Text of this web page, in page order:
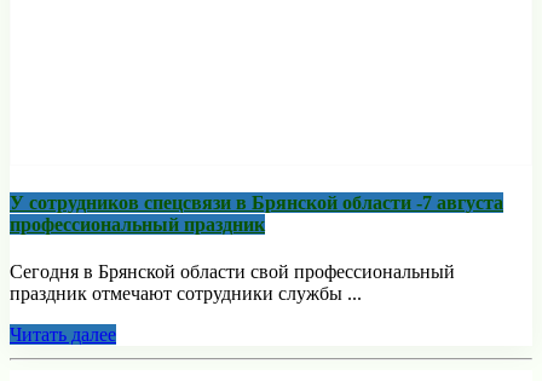
У сотрудников спецсвязи в Брянской области -7 августа
профессиональный праздник
Сегодня в Брянской области свой профессиональный
праздник отмечают сотрудники службы ...
Читать далее